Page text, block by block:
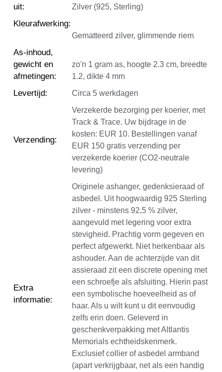
uit: Zilver (925, Sterling)
Kleurafwerking:
Gematteerd zilver, glimmende riem
As-inhoud,
gewicht en
afmetingen:
zo'n 1 gram as, hoogte 2.3 cm, breedte
1.2, dikte 4 mm
Levertijd: Circa 5 werkdagen
Verzending:
Verzekerde bezorging per koerier, met
Track & Trace. Uw bijdrage in de
kosten: EUR 10. Bestellingen vanaf
EUR 150 gratis verzending per
verzekerde koerier (CO2-neutrale
levering)
Extra
informatie:
Originele ashanger, gedenksieraad of
asbedel. Uit hoogwaardig 925 Sterling
zilver - minstens 92,5 % zilver,
aangevuld met legering voor extra
stevigheid. Prachtig vorm gegeven en
perfect afgewerkt. Niet herkenbaar als
ashouder. Aan de achterzijde van dit
assieraad zit een discrete opening met
een schroefje als afsluiting. Hierin past
een symbolische hoeveelheid as of
haar. Als u wilt kunt u dit eenvoudig
zelfs erin doen. Geleverd in
geschenkverpakking met Altlantis
Memorials echtheidskenmerk.
Exclusief collier of asbedel armband
(apart verkrijgbaar, net als een handig